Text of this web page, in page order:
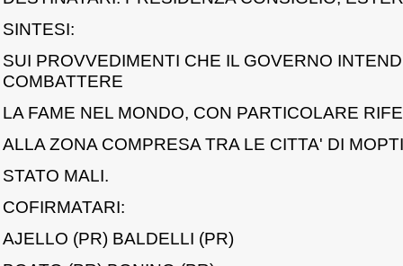
SINTESI:
SUI PROVVEDIMENTI CHE IL GOVERNO
COMBATTERE
LA FAME NEL MONDO, CON PARTICOLARE
ALLA ZONA COMPRESA TRA LE CITTA' DI
STATO MALI.
COFIRMATARI:
AJELLO (PR) BALDELLI (PR)